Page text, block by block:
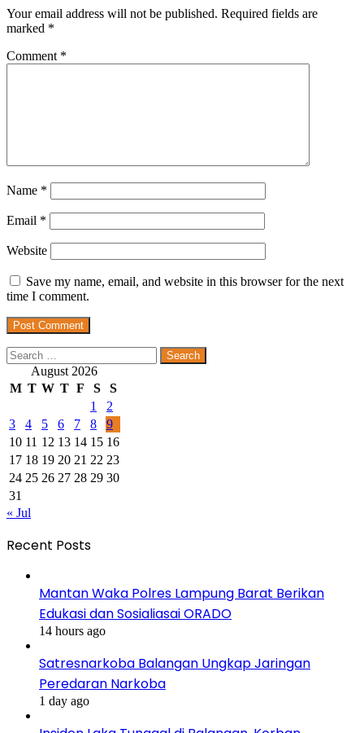
Your email address will not be published. Required fields are
marked *
Comment *
Name *
Email *
Website
Save my name, email, and website in this browser for the next
time I comment.
Search
for: August 2026
M T W T F S
S
1
2
3
4 5 6 7 8
9
10 11 12 13 14 15 16
17 18 19 20 21 22 23
24 25 26 27 28 29 30
31
« Jul
Recent Posts
Mantan Waka Polres Lampung Barat Berikan
Edukasi dan Sosialiasai ORADO
14 hours ago
Satresnarkoba Balangan Ungkap Jaringan
Peredaran Narkoba
1 day ago